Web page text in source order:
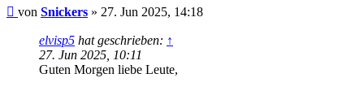
Beitrag
von Snickers » 27. Jun 2025, 14:18
elvisp5 hat geschrieben: ↑
27. Jun 2025, 10:11
Guten Morgen liebe Leute,